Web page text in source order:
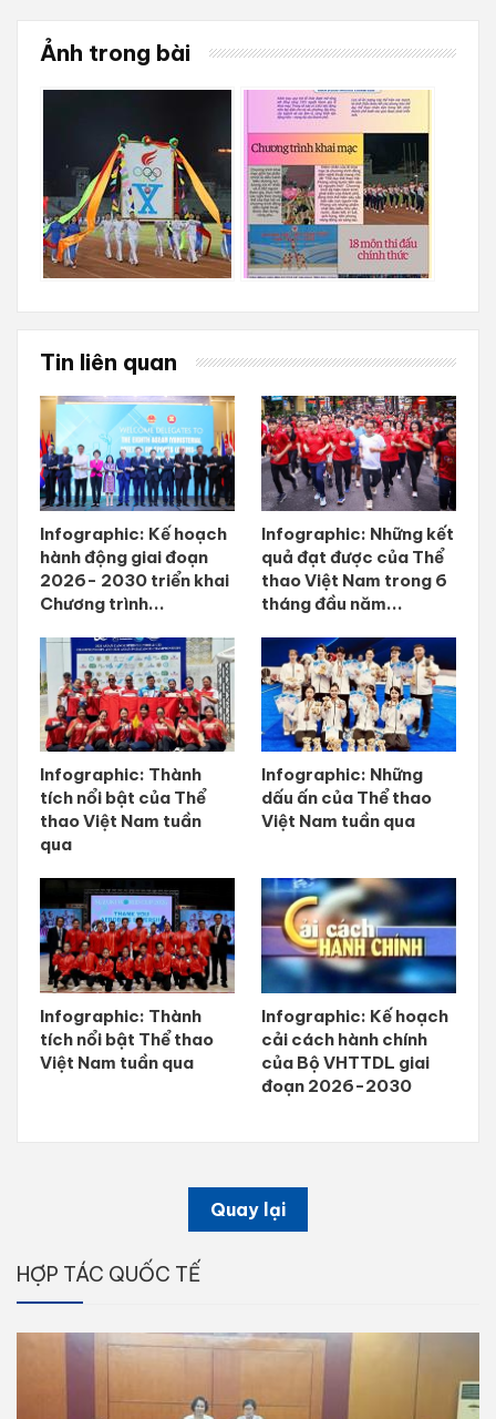
Ảnh trong bài
Tin liên quan
Infographic: Kế hoạch
hành động giai đoạn
2026- 2030 triển khai
Chương trình...
Infographic: Những kết
quả đạt được của Thể
thao Việt Nam trong 6
tháng đầu năm...
Infographic: Thành
tích nổi bật của Thể
thao Việt Nam tuần
qua
Infographic: Những
dấu ấn của Thể thao
Việt Nam tuần qua
Infographic: Thành
tích nổi bật Thể thao
Việt Nam tuần qua
Infographic: Kế hoạch
cải cách hành chính
của Bộ VHTTDL giai
đoạn 2026-2030
Quay lại
HỢP TÁC QUỐC TẾ